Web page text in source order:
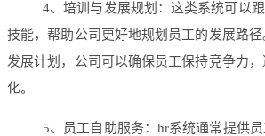
4、培训与发展规划：这类系统可以
技能，帮助公司更好地规划员工的发展路
发展计划，公司可以确保员工保持竞争力
化。
5、员工自助服务：hr系统通常提供员